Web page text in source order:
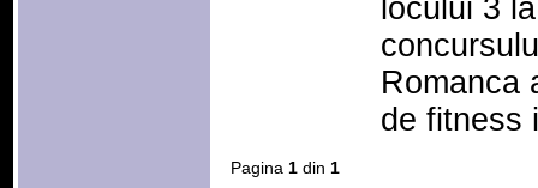
locului 3
Romanca
de fitness
Pagina 1din 1